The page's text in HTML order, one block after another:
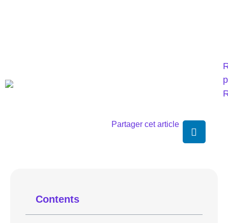
Partager cet article
Contents